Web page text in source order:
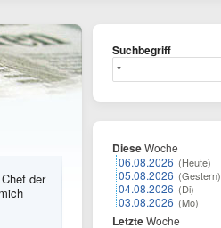
der
Suchbegriff
DieseWoche
06.08.2026 (Heute)
05.08.2026 (Gestern)
04.08.2026 (Di)
03.08.2026 (Mo)
LetzteWoche